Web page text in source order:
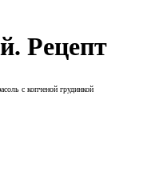
Рецепт
с копченой грудинкой